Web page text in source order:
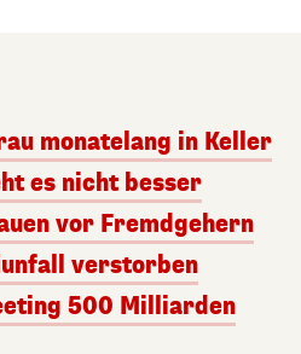
monatelang in Keller
es nicht besser
vor Fremdgehern
verstorben
500 Milliarden